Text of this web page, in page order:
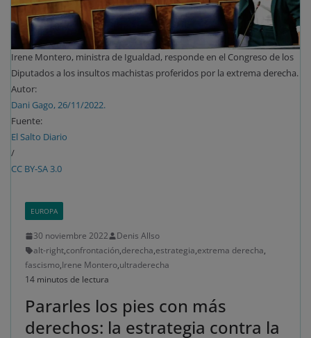
Irene Montero, ministra de Igualdad, responde en el Congreso de los
Diputados a los insultos machistas proferidos por la extrema derecha.
Autor:
Dani Gago, 26/11/2022.
Fuente:
El Salto Diario
/
CC BY-SA 3.0
EUROPA
30 noviembre 2022
Denis Allso
alt-right,confrontación,derecha,estrategia,extrema derecha,
fascismo,Irene Montero,ultraderecha
14 minutos de lectura
Pararles los pies con más
derechos: la estrategia contra la